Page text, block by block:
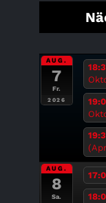
AUG.
7
Fr.
2026
AUG.
8
Sa.